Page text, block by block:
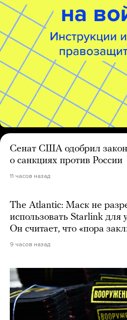
Сенат США одобрил
о санкциях против России
11 часов назад
The Atlantic: Маск не
использовать Starlink для
Он считает, что «пора
9 часов назад